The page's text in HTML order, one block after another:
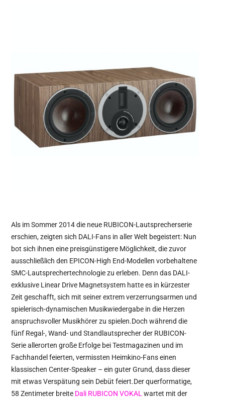
Als im Sommer 2014 die neue RUBICON-Lautsprecherserie
erschien, zeigten sich DALI-Fans in aller Welt begeistert: Nun
bot sich ihnen eine preisgünstigere Möglichkeit, die zuvor
ausschließlich den EPICON-High End-Modellen vorbehaltene
SMC-Lautsprechertechnologie zu erleben. Denn das DALI-
exklusive Linear Drive Magnetsystem hatte es in kürzester
Zeit geschafft, sich mit seiner extrem verzerrungsarmen und
spielerisch-dynamischen Musikwiedergabe in die Herzen
anspruchsvoller Musikhörer zu spielen.Doch während die
fünf Regal-, Wand- und Standlautsprecher der RUBICON-
Serie allerorten große Erfolge bei Testmagazinen und im
Fachhandel feierten, vermissten Heimkino-Fans einen
klassischen Center-Speaker – ein guter Grund, dass dieser
mit etwas Verspätung sein Debüt feiert.Der querformatige,
58 Zentimeter breite Dali RUBICON VOKAL wartet mit der